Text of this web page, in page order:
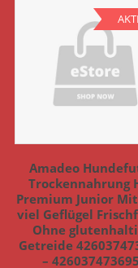
Amadeo
Trockennahrung
Premium Junior
viel Geflügel
Ohne
Getreide
–